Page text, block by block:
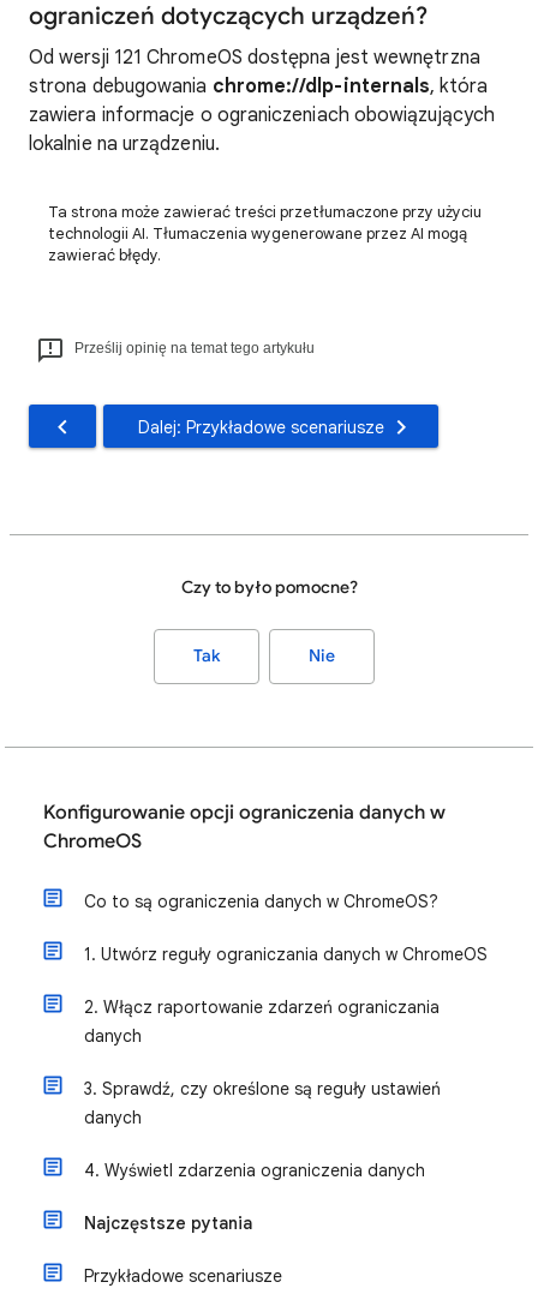
ograniczeń dotyczących urządzeń?
Od wersji 121 ChromeOS dostępna jest wewnętrzna
strona debugowania chrome://dlp-internals, która
zawiera informacje o ograniczeniach obowiązujących
lokalnie na urządzeniu.
Ta strona może zawierać treści przetłumaczone przy użyciu
technologii AI. Tłumaczenia wygenerowane przez AI mogą
zawierać błędy.
Prześlij opinię na temat tego artykułu
Dalej: Przykładowe scenariusze
Czy to było pomocne?
Tak Nie
Konfigurowanie opcji ograniczenia danych w
ChromeOS
Co to są ograniczenia danych w ChromeOS?
1. Utwórz reguły ograniczania danych w ChromeOS
2. Włącz raportowanie zdarzeń ograniczania
danych
3. Sprawdź, czy określone są reguły ustawień
danych
4. Wyświetl zdarzenia ograniczenia danych
Najczęstsze pytania
Przykładowe scenariusze